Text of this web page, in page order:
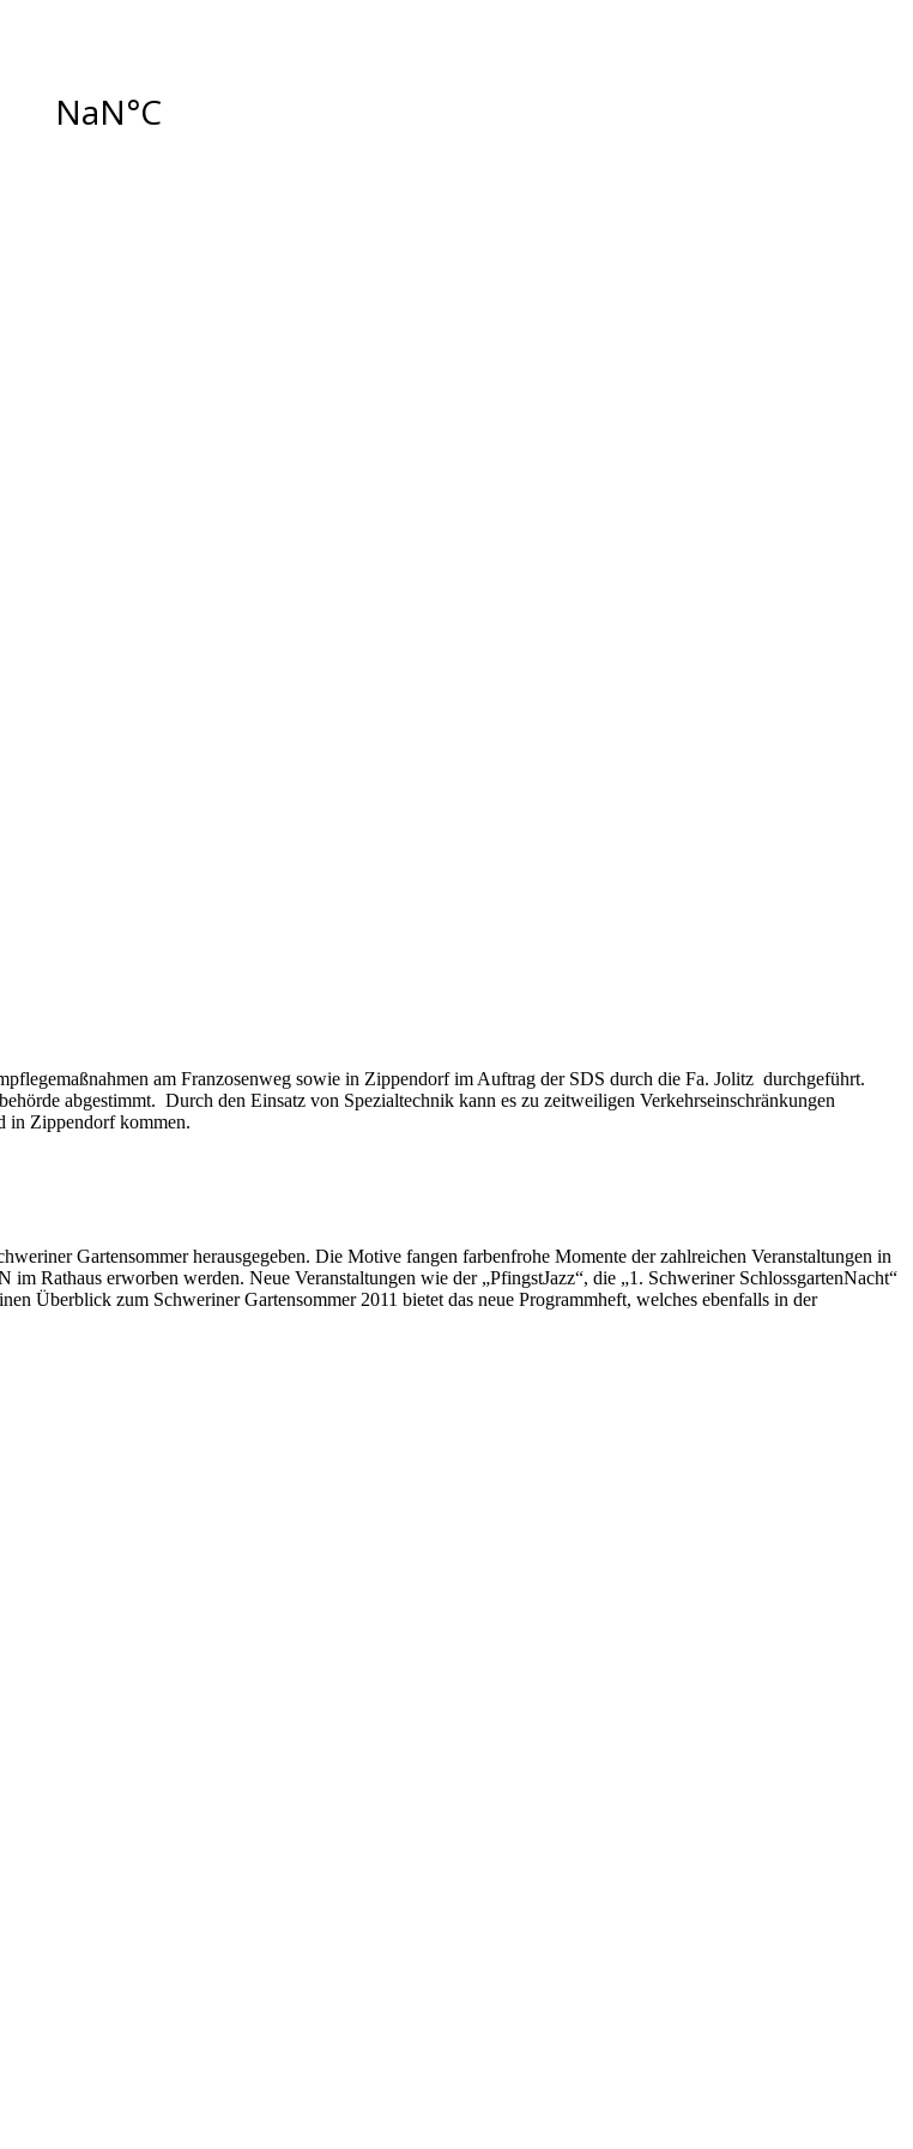
am Franzosenweg sowie in Zippendorf im Auftrag der SDS durch die Fa. Jolitz durchgeführt.
abgestimmt. Durch den Einsatz von Spezialtechnik kann es zu zeitweiligen Verkehrseinschränkungen
in Zippendorf kommen.
Gartensommer herausgegeben. Die Motive fangen farbenfrohe Momente der zahlreichen Veranstaltungen in
Rathaus erworben werden. Neue Veranstaltungen wie der „PfingstJazz“, die „1. Schweriner SchlossgartenNacht“
Überblick zum Schweriner Gartensommer 2011 bietet das neue Programmheft, welches ebenfalls in der